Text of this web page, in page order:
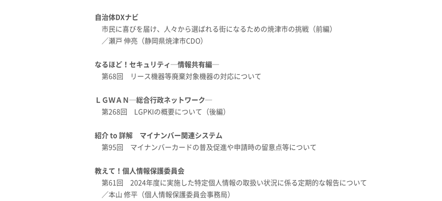
自治体DXナビ
市民に喜びを届け、人々から選ばれる街になるための焼津市の挑戦（前編）
／瀬戸 伸亮（静岡県焼津市CDO）
なるほど！セキュリティ─情報共有編─
第68回 リース機器等廃棄対象機器の対応について
ＬＧＷＡＮ─総合行政ネットワーク─
第268回 LGPKIの概要について（後編）
紹介 to 詳解 マイナンバー関連システム
第95回 マイナンバーカードの普及促進や申請時の留意点等について
教えて！個人情報保護委員会
第61回 2024年度に実施した特定個人情報の取扱い状況に係る定期的な報告について
／本山 修平（個人情報保護委員会事務局）